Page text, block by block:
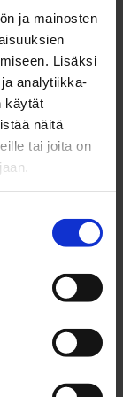
ja mainosten
Lisäksi
analytiikka-
käytät
näitä
tai joita on
nuorten
kasvanut,
tuovat